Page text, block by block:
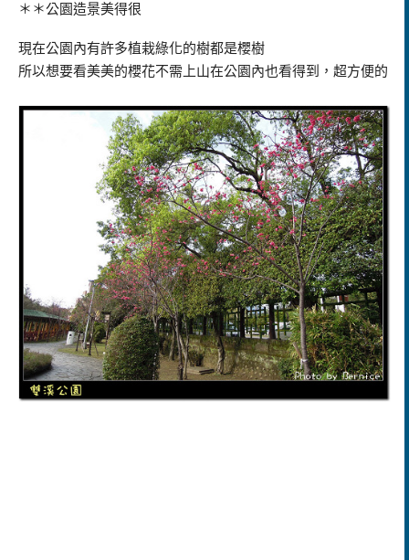
＊＊公園造景美得很
現在公園內有許多植栽綠化的樹都是櫻樹
所以想要看美美的櫻花不需上山在公園內也看得到，超方便的